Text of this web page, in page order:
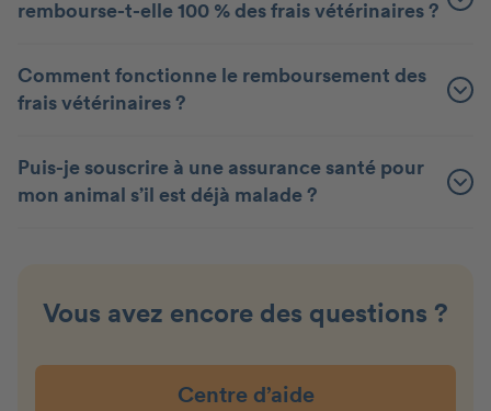
rembourse-t-elle 100 % des frais vétérinaires ?
Comment fonctionne le remboursement des
frais vétérinaires ?
Puis-je souscrire à une assurance santé pour
mon animal s’il est déjà malade ?
Vous avez encore des questions ?
Centre d’aide